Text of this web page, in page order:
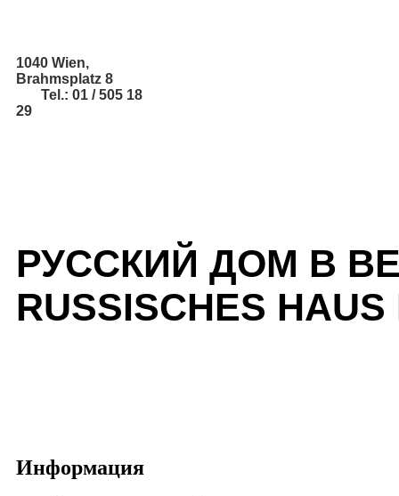
1040 Wien,
Brahmsplatz 8
Tel.: 01 / 505 18
29
РУССКИЙ ДОМ В
RUSSISCHES HAUS
Информация